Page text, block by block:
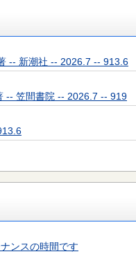
-- 新潮社 -- 2026.7 -- 913.6
-- 笠間書院 -- 2026.7 -- 919
ンスの時間です